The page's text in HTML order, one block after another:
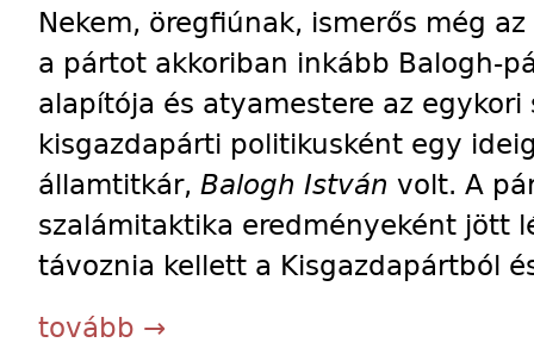
Nekem, öregfiúnak, ismerős még
a pártot akkoriban inkább Balogh-
alapítója és atyamestere az
kisgazdapárti politikusként egy
államtitkár, Balogh István volt. A
szalámitaktika eredményeként jött
távoznia kellett a Kisgazdapártból
tovább →